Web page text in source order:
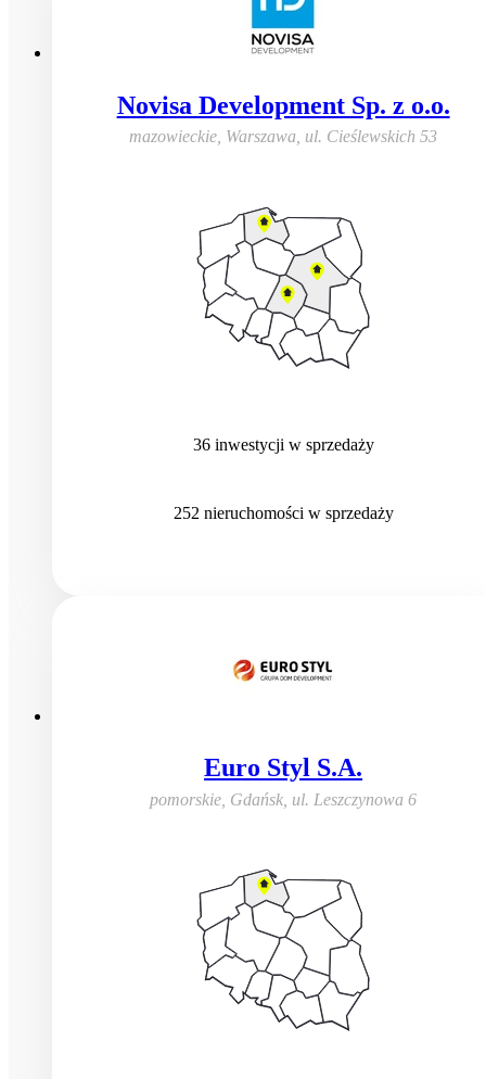
Novisa Development Sp. z o.o.
mazowieckie, Warszawa, ul. Cieślewskich 53
36 inwestycji w sprzedaży
252 nieruchomości w sprzedaży
Euro Styl S.A.
pomorskie, Gdańsk ul. Leszczynowa 6